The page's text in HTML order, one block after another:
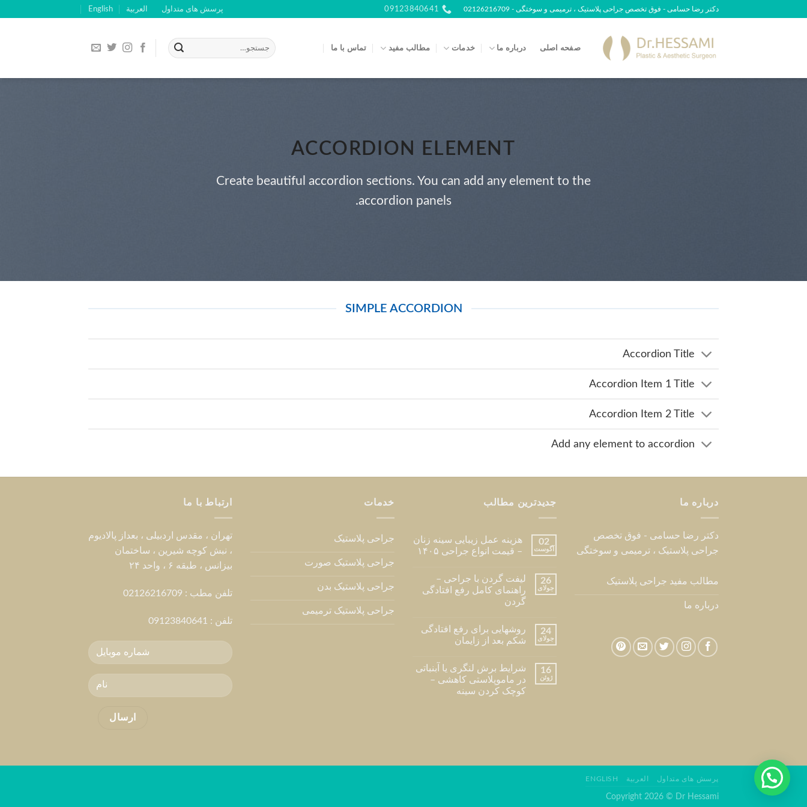
دکتر رضا حسامی - فوق تخصص جراحی پلاستیک ، ترمیمی و سوختگی - 02126216709 09123840641 پرسش های متداول العربية English
صفحه اصلی درباره ما خدمات مطالب مفید تماس با ما
ACCORDION ELEMENT
Create beautiful accordion sections. You can add any element to the
accordion panels.
SIMPLE ACCORDION
Accordion Title
Accordion Item 1 Title
Accordion Item 2 Title
Add any element to accordion
درباره ما
دکتر رضا حسامی - فوق تخصص
جراحی پلاستیک ، ترمیمی و سوختگی
مطالب مفید جراحی پلاستیک
درباره ما
جدیدترین مطالب
02
آگوست
هزینه عمل زیبایی سینه زنان
– قیمت انواع جراحی ۱۴۰۵
26
جولای
لیفت گردن با جراحی –
راهنمای کامل رفع افتادگی
گردن
24
جولای
روشهایی برای رفع افتادگی
شکم بعد از زایمان
16
ژوئن
شرایط برش لنگری یا آبنباتی
در ماموپلاستی کاهشی –
کوچک کردن سینه
خدمات
جراحی پلاستیک
جراحی پلاستیک صورت
جراحی پلاستیک بدن
جراحی پلاستیک ترمیمی
ارتباط با ما
تهران ، مقدس اردبیلی ، بعداز پالادیوم
، نبش کوچه شیرین ، ساختمان
بیزانس ، طبقه ۶ ، واحد ۲۴
تلفن مطب : 02126216709
تلفن : 09123840641
پرسش های متداول العربية ENGLISH
Copyright 2026 © Dr Hessami